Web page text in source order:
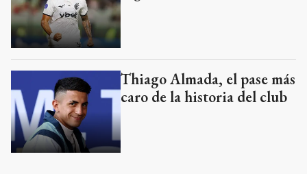
Thiago Almada, el pase más
DEPORTES
GRUPO E